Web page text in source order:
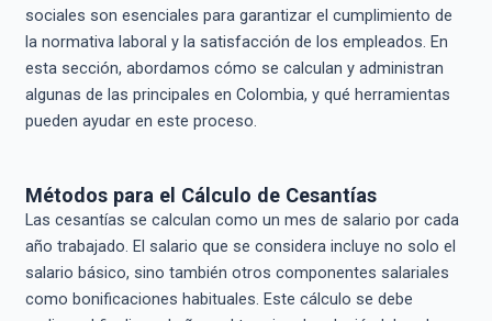
sociales son esenciales para garantizar el cumplimiento de
la normativa laboral y la satisfacción de los empleados. En
esta sección, abordamos cómo se calculan y administran
algunas de las principales en Colombia, y qué herramientas
pueden ayudar en este proceso.
Métodos para el Cálculo de Cesantías
Las cesantías se calculan como un mes de salario por cada
año trabajado. El salario que se considera incluye no solo el
salario básico, sino también otros componentes salariales
como bonificaciones habituales. Este cálculo se debe